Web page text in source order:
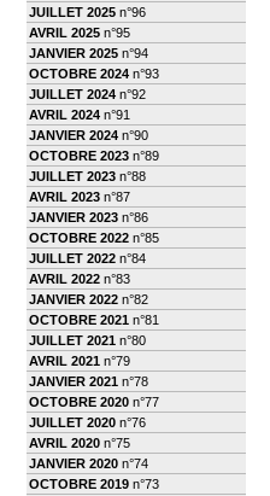
JUILLET 2025 n°96
AVRIL 2025 n°95
JANVIER 2025 n°94
OCTOBRE 2024 n°93
JUILLET 2024 n°92
AVRIL 2024 n°91
JANVIER 2024 n°90
OCTOBRE 2023 n°89
JUILLET 2023 n°88
AVRIL 2023 n°87
JANVIER 2023 n°86
OCTOBRE 2022 n°85
JUILLET 2022 n°84
AVRIL 2022 n°83
JANVIER 2022 n°82
OCTOBRE 2021 n°81
JUILLET 2021 n°80
AVRIL 2021 n°79
JANVIER 2021 n°78
OCTOBRE 2020 n°77
JUILLET 2020 n°76
AVRIL 2020 n°75
JANVIER 2020 n°74
OCTOBRE 2019 n°73